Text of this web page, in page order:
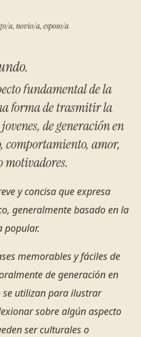
a, novio/a, esposo/a
fundamental de la
forma de trasmitir la
de generación en
comportamiento, amor,
motivadores.
y concisa que expresa
generalmente basado en la
popular.
memorables y fáciles de
de generación en
se utilizan para ilustrar
sobre algún aspecto
ser culturales o